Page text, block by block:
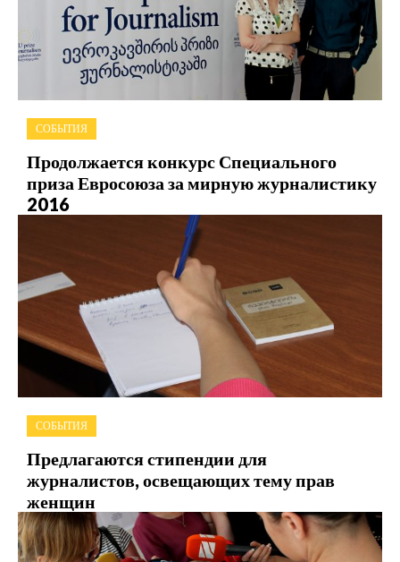
СОБЫТИЯ
Продолжается конкурс Специального
приза Евросоюза за мирную журналистику
2016
СОБЫТИЯ
Предлагаются стипендии для
журналистов, освещающих тему прав
женщин